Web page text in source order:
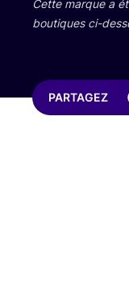
Cette marque a
bou­tiques ci-
PARTAGEZ